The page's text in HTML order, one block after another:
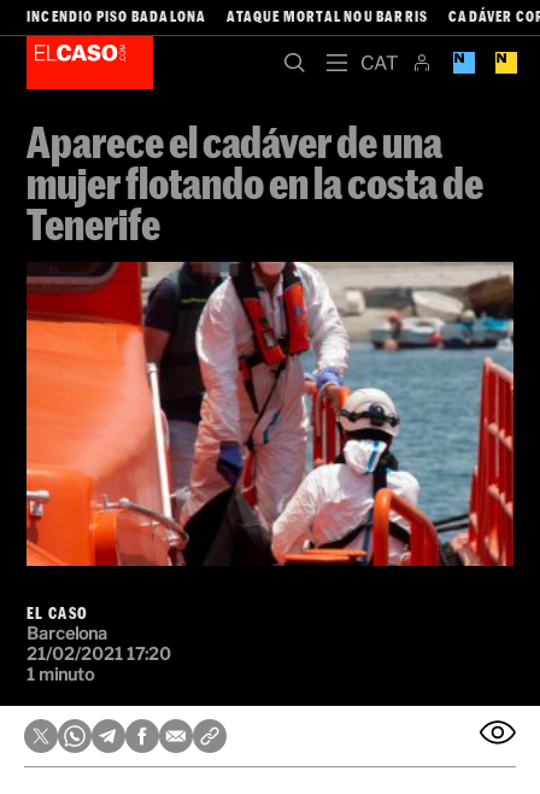
INCENDIO PISO BADALONA ATAQUE MORTAL NOU BARRIS CADÁVER
Aparece el cadáver de una
mujer flotando en la costa de
Tenerife
EL CASO
Barcelona
21/02/2021 17:20
1 minuto